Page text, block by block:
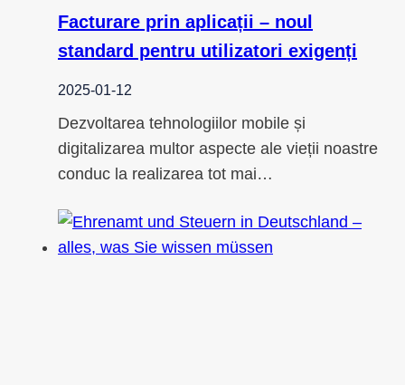
Facturare prin aplicații – noul
standard pentru utilizatori exigenți
2025-01-12
Dezvoltarea tehnologiilor mobile și
digitalizarea multor aspecte ale vieții noastre
conduc la realizarea tot mai…